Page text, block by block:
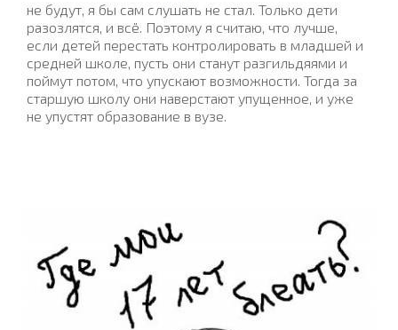
не будут, я бы сам слушать не стал. Только дети
разозлятся, и всё. Поэтому я считаю, что лучше,
если детей перестать контролировать в младшей и
средней школе, пусть они станут разгильдяями и
поймут потом, что упускают возможности. Тогда за
старшую школу они наверстают упущенное, и уже
не упустят образование в вузе.